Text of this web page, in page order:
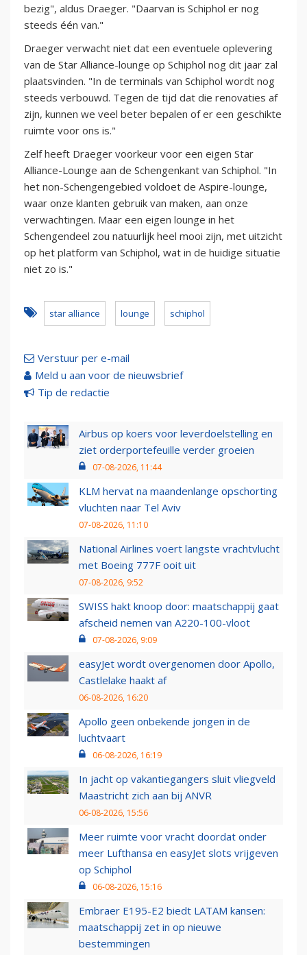
bezig", aldus Draeger. "Daarvan is Schiphol er nog
steeds één van."
Draeger verwacht niet dat een eventuele oplevering
van de Star Alliance-lounge op Schiphol nog dit jaar zal
plaatsvinden. "In de terminals van Schiphol wordt nog
steeds verbouwd. Tegen de tijd dat die renovaties af
zijn, kunnen we veel beter bepalen of er een geschikte
ruimte voor ons is."
Zelf heeft Draeger voorkeur voor een eigen Star
Alliance-Lounge aan de Schengenkant van Schiphol. "In
het non-Schengengebied voldoet de Aspire-lounge,
waar onze klanten gebruik van maken, aan onze
verwachtingen. Maar een eigen lounge in het
Schengendeel zou natuurlijk heel mooi zijn, met uitzicht
op het platform van Schiphol, wat in de huidige situatie
niet zo is."
star alliance lounge schiphol
Verstuur per e-mail
Meld u aan voor de nieuwsbrief
Tip de redactie
Airbus op koers voor leverdoelstelling en
ziet orderportefeuille verder groeien
07-08-2026, 11:44
KLM hervat na maandenlange opschorting
vluchten naar Tel Aviv
07-08-2026, 11:10
National Airlines voert langste vrachtvlucht
met Boeing 777F ooit uit
07-08-2026, 9:52
SWISS hakt knoop door: maatschappij gaat
afscheid nemen van A220-100-vloot
07-08-2026, 9:09
easyJet wordt overgenomen door Apollo,
Castlelake haakt af
06-08-2026, 16:20
Apollo geen onbekende jongen in de
luchtvaart
06-08-2026, 16:19
In jacht op vakantiegangers sluit vliegveld
Maastricht zich aan bij ANVR
06-08-2026, 15:56
Meer ruimte voor vracht doordat onder
meer Lufthansa en easyJet slots vrijgeven
op Schiphol
06-08-2026, 15:16
Embraer E195-E2 biedt LATAM kansen:
maatschappij zet in op nieuwe
bestemmingen